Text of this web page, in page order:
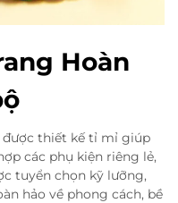
Hoàn
thiết kế tỉ mỉ giúp
các phụ kiện riêng lẻ,
tuyển chọn kỹ lưỡng,
hảo về phong cách, bề